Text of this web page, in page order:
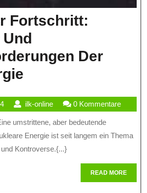
Fortschritt:
Der
Chancen
Und
Kernenergie
13
Februar
2024
ilk-onlineilk-
online
0 Kommentare
Energie ist seit langem ein Thema
Kontroverse.{...}
READ MOREREAD
MORE